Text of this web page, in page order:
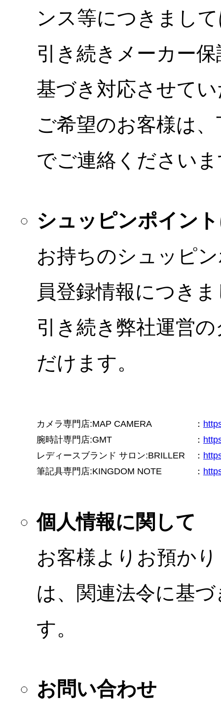
ンス等につきまし
引き続きメーカー
基づき対応させて
ご希望のお客様は
でご連絡ください
シュッピンポイン
お持ちのシュッピ
員登録情報につき
引き続き弊社運営
だけます。
カメラ専門店:MAP CAMERA ：
腕時計専門店:GMT
：
レディースブランド サロン:BRILLER
：
筆記具専門店:KINGDOM NOTE
：
個人情報に関して
お客様よりお預か
は、関連法令に基
す。
お問い合わせ